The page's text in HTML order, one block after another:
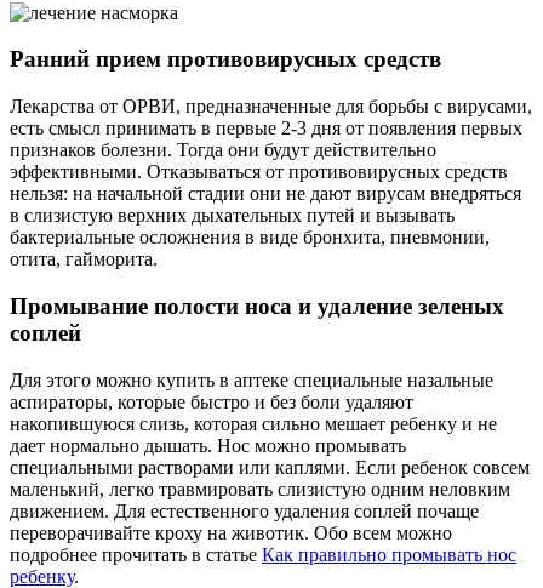
Ранний прием противовирусных средств
Лекарства от ОРВИ, предназначенные для борьбы с вирусами,
есть смысл принимать в первые 2-3 дня от появления первых
признаков болезни. Тогда они будут действительно
эффективными. Отказываться от противовирусных средств
нельзя: на начальной стадии они не дают вирусам внедряться
в слизистую верхних дыхательных путей и вызывать
бактериальные осложнения в виде бронхита, пневмонии,
отита, гайморита.
Промывание полости носа и удаление зеленых
соплей
Для этого можно купить в аптеке специальные назальные
аспираторы, которые быстро и без боли удаляют
накопившуюся слизь, которая сильно мешает ребенку и не
дает нормально дышать. Нос можно промывать
специальными растворами или каплями. Если ребенок совсем
маленький, легко травмировать слизистую одним неловким
движением. Для естественного удаления соплей почаще
переворачивайте кроху на животик. Обо всем можно
подробнее прочитать в статье Как правильно промывать нос
ребенку.